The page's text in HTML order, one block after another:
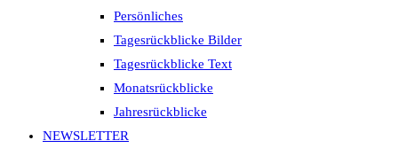
Persönliches
Tagesrückblicke Bilder
Tagesrückblicke Text
Monatsrückblicke
Jahresrückblicke
NEWSLETTER